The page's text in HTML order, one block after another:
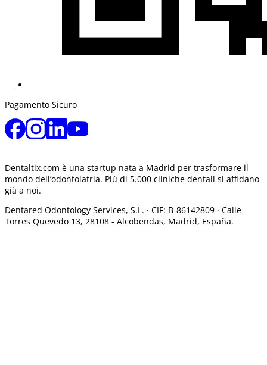
Pagamento Sicuro
Dentaltix.com è una startup nata a Madrid per trasformare il
mondo dell’odontoiatria. Più di 5.000 cliniche dentali si affidano
già a noi.
Dentared Odontology Services, S.L. · CIF: B-86142809 · Calle
Torres Quevedo 13, 28108 - Alcobendas, Madrid, España.